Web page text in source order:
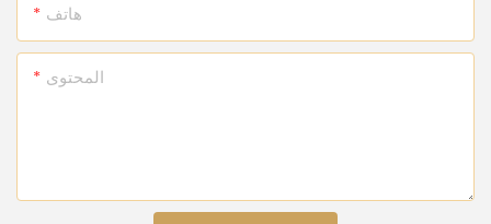
هاتف
المحتوى